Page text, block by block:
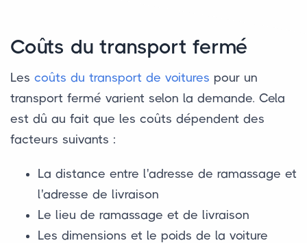
Coûts du transport fermé
Les coûts du transport de voitures pour un
transport fermé varient selon la demande. Cela
est dû au fait que les coûts dépendent des
facteurs suivants :
La distance entre l'adresse de ramassage et
l'adresse de livraison
Le lieu de ramassage et de livraison
Les dimensions et le poids de la voiture